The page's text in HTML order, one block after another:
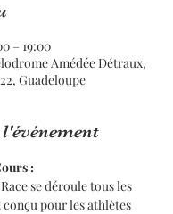
– 19:00
Amédée Détraux,
Guadeloupe
:
se déroule tous les
pour les athlètes